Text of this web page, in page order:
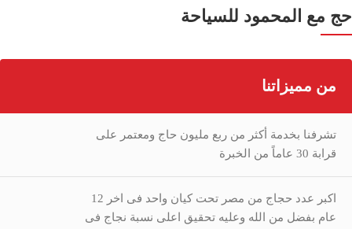
حج مع المحمود للسياحة
من مميزاتنا
تشرفنا بخدمة أكثر من ربع مليون حاج ومعتمر على
قرابة 30 عاماً من الخبرة
اكبر عدد حجاج من مصر تحت كيان واحد فى اخر 12
عام بفضل من الله وعليه تحقيق اعلى نسبة نجاج فى